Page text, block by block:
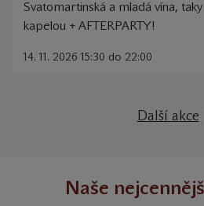
Svatomartinská a mladá vína,
kapelou + AFTERPARTY!
14. 11. 2026 15:30 do 22:00
Další akce
Naše